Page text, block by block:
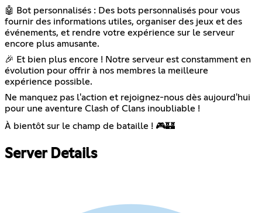
🤖 Bot personnalisés : Des bots personnalisés pour vous
fournir des informations utiles, organiser des jeux et des
événements, et rendre votre expérience sur le serveur
encore plus amusante.
🎉 Et bien plus encore ! Notre serveur est constamment en
évolution pour offrir à nos membres la meilleure
expérience possible.
Ne manquez pas l'action et rejoignez-nous dès aujourd'hui
pour une aventure Clash of Clans inoubliable !
À bientôt sur le champ de bataille ! 🎮🏰
Server Details